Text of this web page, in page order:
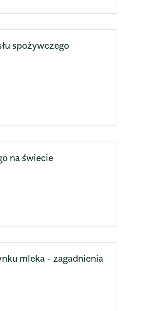
spożywczego
na świecie
mleka - zagadnienia